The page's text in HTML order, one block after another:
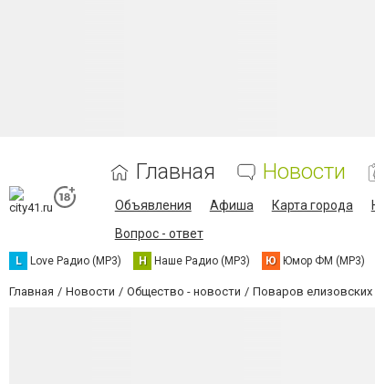
Главная Новости
Объявления Афиша Карта города
Вопрос - ответ
L Love Радио (MP3) Н Наше Радио (MP3) Ю Юмор ФМ (MP3)
Главная Новости Общество - новости Поваров елизовских